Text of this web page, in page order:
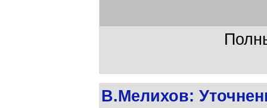
В.Мелихов: